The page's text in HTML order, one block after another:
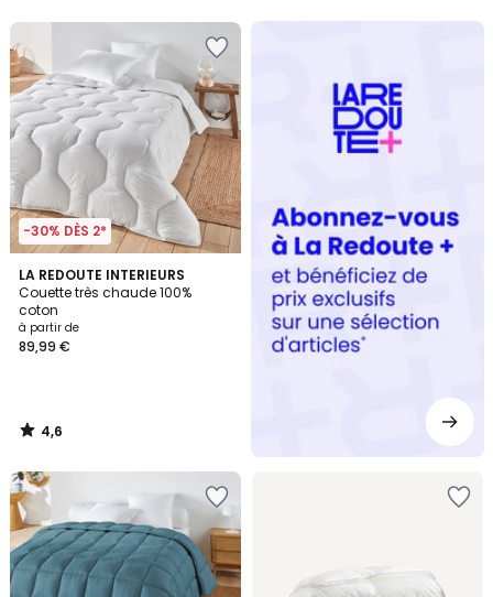
-30% DÈS 2*
LA REDOUTE INTERIEURS
Couette très chaude 100%
coton
à partir de
89,99 €
4,6
/ 5
4,6
/